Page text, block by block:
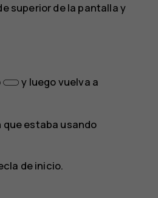
superior de la pantalla y
y luego vuelva a
que estaba usando
de inicio.